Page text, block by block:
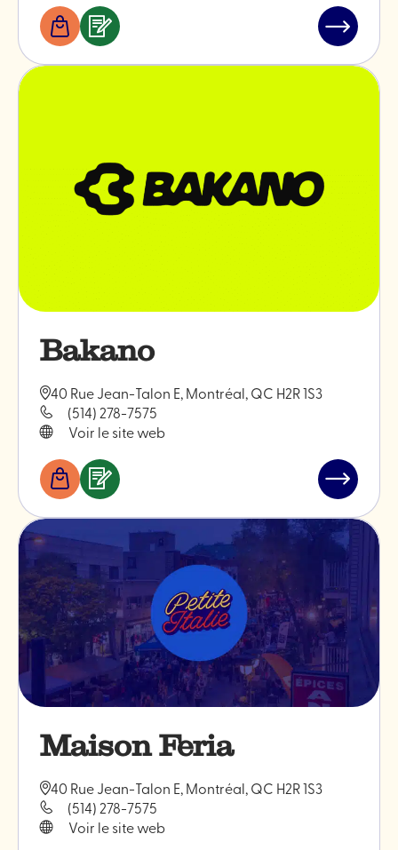
BoutiquesServices
Lire
l'article
"Les
Bakano
40 Rue Jean-Talon E, Montréal, QC H2R 1S3
(514) 278-7575
Voir le site web
BoutiquesServices
professionnels
Lire
l'article
"Bakano"
Maison Feria
40 Rue Jean-Talon E, Montréal, QC H2R 1S3
(514) 278-7575
Voir le site web